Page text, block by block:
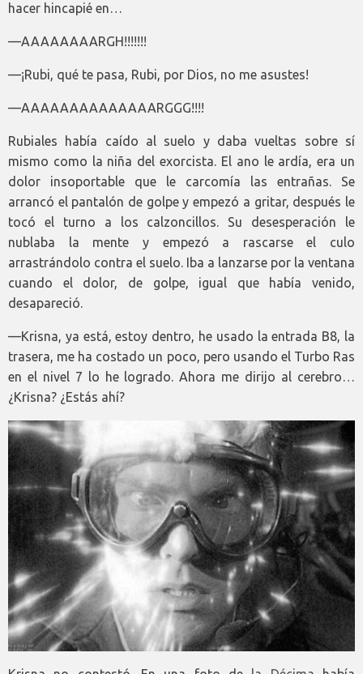
hacer hincapié en…
—AAAAAAAARGH!!!!!!!
—¡Rubi, qué te pasa, Rubi, por Dios, no me asustes!
—AAAAAAAAAAAAAARGGG!!!!
Rubiales había caído al suelo y daba vueltas sobre sí
mismo como la niña del exorcista. El ano le ardía, era un
dolor insoportable que le carcomía las entrañas. Se
arrancó el pantalón de golpe y empezó a gritar, después le
tocó el turno a los calzoncillos. Su desesperación le
nublaba la mente y empezó a rascarse el culo
arrastrándolo contra el suelo. Iba a lanzarse por la ventana
cuando el dolor, de golpe, igual que había venido,
desapareció.
—Krisna, ya está, estoy dentro, he usado la entrada B8, la
trasera, me ha costado un poco, pero usando el Turbo Ras
en el nivel 7 lo he logrado. Ahora me dirijo al cerebro…
¿Krisna? ¿Estás ahí?